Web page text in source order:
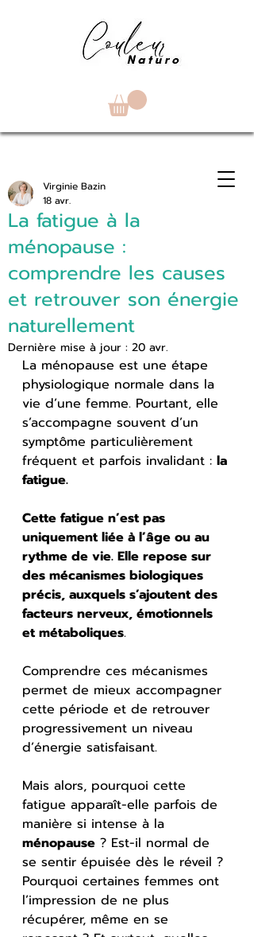
La fatigue à la
ménopause :
comprendre les causes
et retrouver son énergie
naturellement
Virginie Bazin
18 avr.
Dernière mise à jour : 20 avr.
La ménopause est une étape
physiologique normale dans la
vie d’une femme. Pourtant, elle
s’accompagne souvent d’un
symptôme particulièrement
fréquent et parfois invalidant : la
fatigue.
Cette fatigue n’est pas
uniquement liée à l’âge ou au
rythme de vie. Elle repose sur
des mécanismes biologiques
précis, auxquels s’ajoutent des
facteurs nerveux, émotionnels
et métaboliques.
Comprendre ces mécanismes
permet de mieux accompagner
cette période et de retrouver
progressivement un niveau
d’énergie satisfaisant.
Mais alors, pourquoi cette
fatigue apparaît-elle parfois de
manière si intense à la
ménopause ? Est-il normal de
se sentir épuisée dès le réveil ?
Pourquoi certaines femmes ont
l’impression de ne plus
récupérer, même en se